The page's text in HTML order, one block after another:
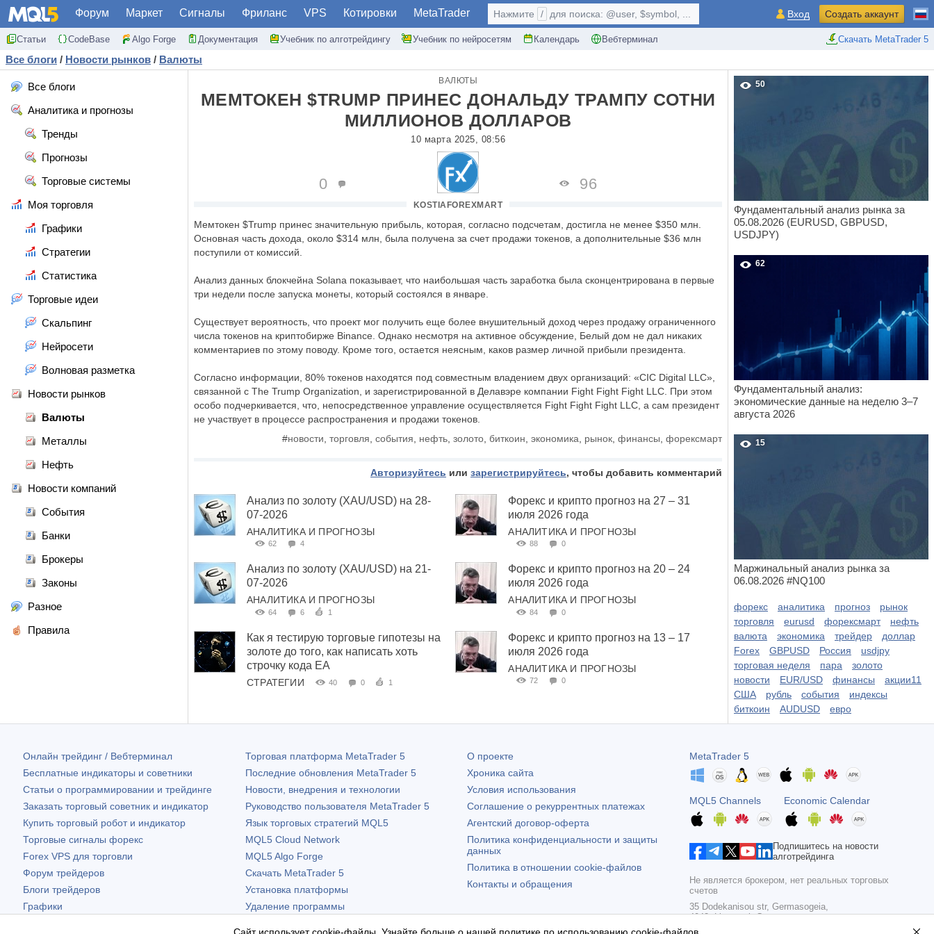
Форум Маркет Сигналы Фриланс VPS Котировки MetaTrader
Статьи CodeBase Algo Forge Документация Учебник по алготрейдингу Учебник по нейросетям Календарь Вебтерминал Скачать MetaTrader 5
Нажмите / для поиска: @user, $symbol, ... Вход Создать аккаунт
Все блоги / Новости рынков / Валюты
Все блоги
Аналитика и прогнозы
Тренды
Прогнозы
Торговые системы
Моя торговля
Графики
Стратегии
Статистика
Торговые идеи
Скальпинг
Нейросети
Волновая разметка
Новости рынков
Валюты
Металлы
Нефть
Новости компаний
События
Банки
Брокеры
Законы
Разное
Правила
ВАЛЮТЫ
МЕМТОКЕН $TRUMP ПРИНЕС ДОНАЛЬДУ ТРАМПУ СОТНИ
МИЛЛИОНОВ ДОЛЛАРОВ
10 марта 2025, 08:56
KOSTIAFOREXMART
0 96
Мемтокен $Trump принес значительную прибыль, которая, согласно подсчетам, достигла не менее $350 млн.
Основная часть дохода, около $314 млн, была получена за счет продажи токенов, а дополнительные $36 млн
поступили от комиссий.
Анализ данных блокчейна Solana показывает, что наибольшая часть заработка была сконцентрирована в первые
три недели после запуска монеты, который состоялся в январе.
Существует вероятность, что проект мог получить еще более внушительный доход через продажу ограниченного
числа токенов на криптобирже Binance. Однако несмотря на активное обсуждение, Белый дом не дал никаких
комментариев по этому поводу. Кроме того, остается неясным, каков размер личной прибыли президента.
Согласно информации, 80% токенов находятся под совместным владением двух организаций: «CIC Digital LLC»,
связанной с The Trump Organization, и зарегистрированной в Делавэре компании Fight Fight Fight LLC. При этом
особо подчеркивается, что, непосредственное управление осуществляется Fight Fight Fight LLC, а сам президент
не участвует в процессе распространения и продажи токенов.
#новости торговля события нефть золото биткоин экономика рынок финансы форексмарт
Авторизуйтесь или зарегистрируйтесь, чтобы добавить комментарий
Анализ по золоту (XAU/USD) на 28-
07-2026
АНАЛИТИКА И ПРОГНОЗЫ
62 4
Форекс и крипто прогноз на 27 – 31
июля 2026 года
АНАЛИТИКА И ПРОГНОЗЫ
88 0
Анализ по золоту (XAU/USD) на 21-
07-2026
АНАЛИТИКА И ПРОГНОЗЫ
64 6 1
Форекс и крипто прогноз на 20 – 24
июля 2026 года
АНАЛИТИКА И ПРОГНОЗЫ
84 0
Как я тестирую торговые гипотезы на
золоте до того, как написать хоть
строчку кода EA
СТРАТЕГИИ 40 0 1
Форекс и крипто прогноз на 13 – 17
июля 2026 года
АНАЛИТИКА И ПРОГНОЗЫ
72 0
50
Фундаментальный анализ рынка за
05.08.2026 (EURUSD, GBPUSD,
USDJPY)
62
Фундаментальный анализ:
экономические данные на неделю 3–7
августа 2026
15
Маржинальный анализ рынка за
06.08.2026 #NQ100
форекс аналитика прогноз
рынок
торговля
eurusd форексмарт
нефть
валюта
экономика трейдер
доллар
Forex
GBPUSD Россия
usdjpy
торговая неделя
пара
золото
новости
EUR/USD финансы
акции11
США
рубль события
индексы
биткоин
AUDUSD евро
Онлайн трейдинг / Вебтерминал
Бесплатные индикаторы и советники
Статьи о программировании и трейдинге
Заказать торговый советник и индикатор
Купить торговый робот и индикатор
Торговые сигналы форекс
Forex VPS для торговли
Форум трейдеров
Блоги трейдеров
Графики
Торговая платформа MetaTrader 5
Последние обновления MetaTrader 5
Новости, внедрения и технологии
Руководство пользователя MetaTrader 5
Язык торговых стратегий MQL5
MQL5 Cloud Network
MQL5 Algo Forge
Скачать MetaTrader 5
Установка платформы
Удаление программы
О проекте
Хроника сайта
Условия использования
Соглашение о рекуррентных платежах
Агентский договор-оферта
Политика конфиденциальности и защиты
данных
Политика в отношении cookie-файлов
Контакты и обращения
MetaTrader 5
MQL5 Channels Economic Calendar
Подпишитесь на новости
алготрейдинга
Не является брокером, нет реальных торговых
счетов
35 Dodekanisou str, Germasogeia,
4043, Limassol, Cyprus